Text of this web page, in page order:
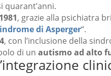
quarant’anni.
1981, grazie alla psichiatra
di Asperger“.
, con l’inclusione della
di un autismo ad alto